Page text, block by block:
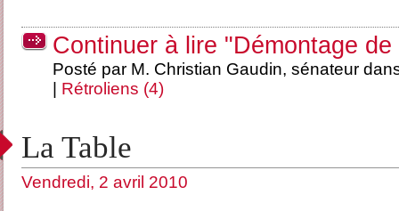
Continuer à lire "Démontage
Posté par M. Christian Gaudin, sénateur
Rétroliens (4)
La Table
Vendredi, 2 avril 2010